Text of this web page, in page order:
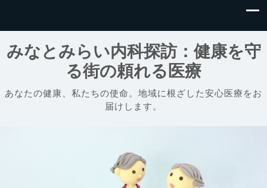
みなとみらい内科探訪：健康を守
る街の頼れる医療
あなたの健康、私たちの使命。地域に根ざした安心医療をお
届けします。